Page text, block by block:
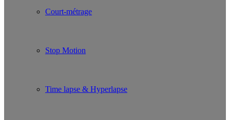
Court-métrage
Stop Motion
Time lapse & Hyperlapse